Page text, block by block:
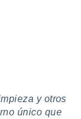
y otros
único que